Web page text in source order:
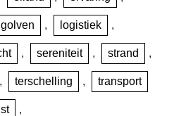
, logistiek ,
, sereniteit , strand ,
, terschelling , transport
,